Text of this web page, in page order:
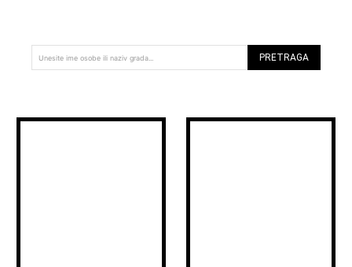
Unesite ime osobe ili naziv grada... PRETRAGA